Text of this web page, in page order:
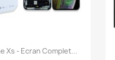
Aperçu rapide
Xs - Ecran Complet...